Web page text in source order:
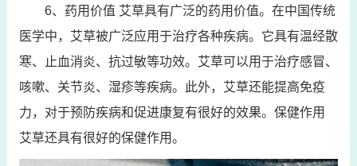
6、药用价值 艾草具有广泛的药用价值。在中国传统
医学中，艾草被广泛应用于治疗各种疾病。它具有温经散
寒、止血消炎、抗过敏等功效。艾草可以用于治疗感冒、
咳嗽、关节炎、湿疹等疾病。此外，艾草还能提高免疫
力，对于预防疾病和促进康复有很好的效果。保健作用
艾草还具有很好的保健作用。